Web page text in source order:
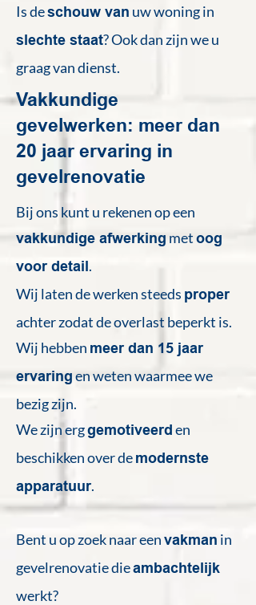
Is deschouw van uw woning in
slechte staat? Ook dan zijn we u
graag van dienst.
Vakkundige
gevelwerken: meer dan
20 jaar ervaring in
gevelrenovatie
Bij ons kunt u rekenen op een
vakkundige afwerking met oog
voor detail .
Wij laten de werken steeds proper
achter zodat de overlast beperkt is.
Wij hebben meer dan 15 jaar
ervaring en weten waarmee we
bezig zijn.
We zijn erggemotiveerd en
beschikken over de modernste
apparatuur.
Bent u op zoek naar een vakman in
gevelrenovatie dieambachtelijk
werkt?